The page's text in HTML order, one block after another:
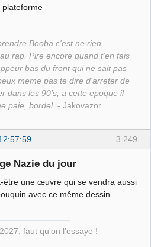
plateforme
Booba c'est ne rien
rap. Pire encore quand t'en fais
bas du front qui ne sait pas
meme pas te dire d'arreter de
dans les 90's, a cette epoque il
paie, bordel. - Jakovazor
3 249
Nazie du jour
être une œuvre qui se vendra aussi
avec ce même dessin.
faut qu'on l'essaye !